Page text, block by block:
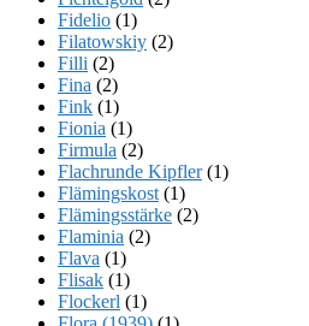
Fidelio (1)
Filatowskiy (2)
Filli (2)
Fina (2)
Fink (1)
Fionia (1)
Firmula (2)
Flachrunde Kipfler(1)
Flämingskost (1)
Flämingsstärke (2)
Flaminia (2)
Flava (1)
Flisak (1)
Flockerl (1)